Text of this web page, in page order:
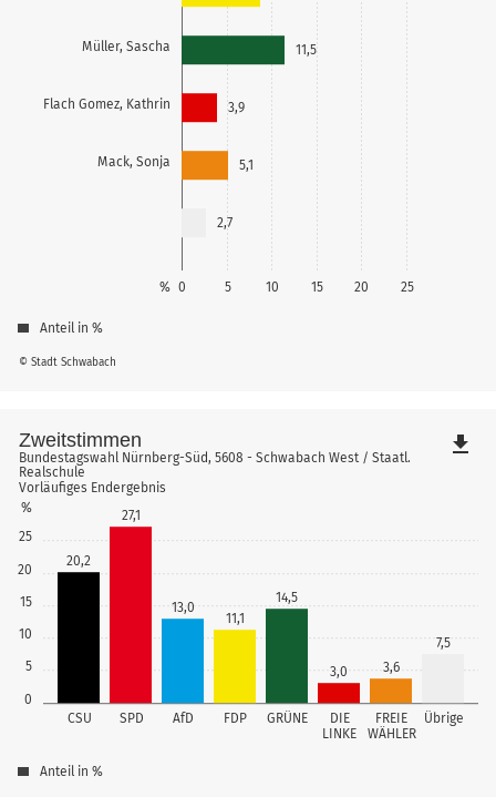
Müller, Sascha
Flach Gomez, Kathrin
Mack, Sonja
0 5 10 15 20 25
%
11,5
3,9
5,1
2,7
© Stadt Schwabach
Anteil in %
0
5
10
15
20
25
%
CSU SPD AfD FDP GRÜNE
DIE
LINKE
FREIE
WÄHLER
Übrige
20,2
27,1
13,0
11,1
14,5
3,0 3,6
7,5
Zweitstimmen
Bundestagswahl Nürnberg-Süd, 5608 - Schwabach West / Staatl.
Realschule
Vorläufiges Endergebnis
Anteil in %
file_download